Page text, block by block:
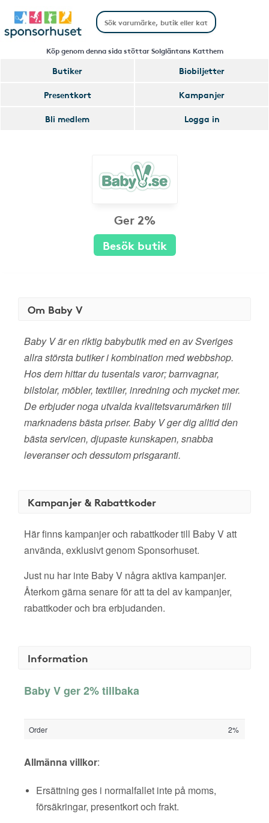
Köp genom denna sida stöttar Solgläntans Katthem
Butiker
Biobiljetter
Presentkort
Kampanjer
Bli medlem
Logga in
Ger 2%
Besök butik
Om Baby V
Baby V är en riktig babybutik med en av Sveriges
allra största butiker i kombination med webbshop.
Hos dem hittar du tusentals varor; barnvagnar,
bilstolar, möbler, textilier, inredning och mycket mer.
De erbjuder noga utvalda kvalitetsvarumärken till
marknadens bästa priser. Baby V ger dig alltid den
bästa servicen, djupaste kunskapen, snabba
leveranser och dessutom prisgaranti.
Kampanjer & Rabattkoder
Här finns kampanjer och rabattkoder till Baby V att
använda, exklusivt genom Sponsorhuset.
Just nu har inte Baby V några aktiva kampanjer.
Återkom gärna senare för att ta del av kampanjer,
rabattkoder och bra erbjudanden.
Information
Baby V ger 2% tillbaka
Order 2%
Allmänna villkor:
Ersättning ges i normalfallet inte på moms,
försäkringar, presentkort och frakt.